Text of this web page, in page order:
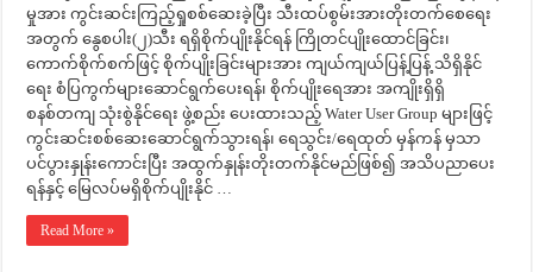
မှုအား ကွင်းဆင်းကြည့်ရှုစစ်ဆေးခဲ့ပြီး သီးထပ်စွမ်းအားတိုးတက်စေရေး
အတွက် နွေစပါး(၂)သီး ရရှိစိုက်ပျိုးနိုင်ရန် ကြိုတင်ပျိုးထောင်ခြင်း၊
ကောက်စိုက်စက်ဖြင့် စိုက်ပျိုးခြင်းများအား ကျယ်ကျယ်ပြန့်ပြန့် သိရှိနိုင်
ရေး စံပြကွက်များဆောင်ရွက်ပေးရန်၊ စိုက်ပျိုးရေအား အကျိုးရှိရှိ
စနစ်တကျ သုံးစွဲနိုင်ရေး ဖွဲ့စည်း ပေးထားသည့် Water User Group များဖြင့်
ကွင်းဆင်းစစ်ဆေးဆောင်ရွက်သွားရန်၊ ရေသွင်း/ရေထုတ် မှန်ကန် မှသာ
ပင်ပွားနှုန်းကောင်းပြီး အထွက်နှုန်းတိုးတက်နိုင်မည်ဖြစ်၍ အသိပညာပေး
ရန်နှင့် မြေလပ်မရှိစိုက်ပျိုးနိုင် …
Read More »